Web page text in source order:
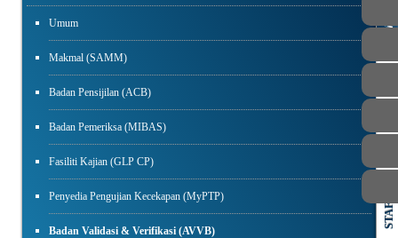
Umum
Makmal (SAMM)
Badan Pensijilan (ACB)
Badan Pemeriksa (MIBAS)
Fasiliti Kajian (GLP CP)
Penyedia Pengujian Kecekapan (MyPTP)
Badan Validasi & Verifikasi (AVVB)
AWAM
STAF